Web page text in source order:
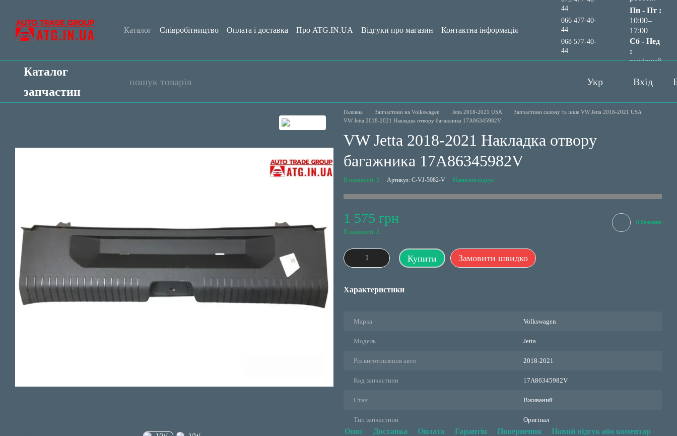
Каталог Співробітництво Оплата і доставка Про ATG.IN.UA Відгуки про магазин
Контактна інформація
44
066 477-40-
44
068 577-40-
44
Передзвонити вам?
Пн - Пт :
10:00–
17:00
Сб - Нед
:
вихідний
Каталог
запчастин
Укр Вхід
Головна Запчастини на Volkswagen Jetta 2018-2021 USA
Запчастини салону та інше VW Jetta 2018-2021 USA
VW Jetta 2018-2021 Накладка отвору багажника 17A86345982V
VW Jetta 2018-2021 Накладка отвору
багажника 17A86345982V
В наявності: 2 Артикул: C-VJ-5982-V Написати відгук
1 575 грн
В наявності: 2
В бажання
Купити Замовити швидко
Характеристики
Марка Volkswagen
Модель Jetta
Рік виготовлення авто 2018-2021
Код запчастини 17A86345982V
Стан Вживаний
Тип запчастини Оригінал
Опис Доставка Оплата Гарантія Повернення Новий відгук або коментар